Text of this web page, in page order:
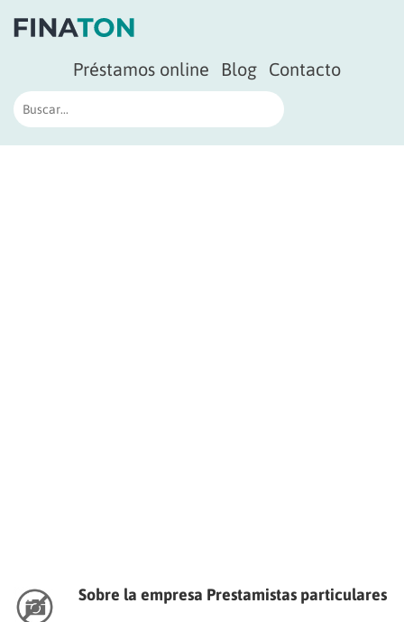
Préstamos online Blog Contacto
Sobre la empresa Prestamistas particulares